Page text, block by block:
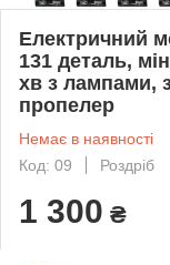
Електричний
131 деталь,
хв з лампами,
пропелер
Немає в наявності
Код: 09
Роздріб
1 300 ₴